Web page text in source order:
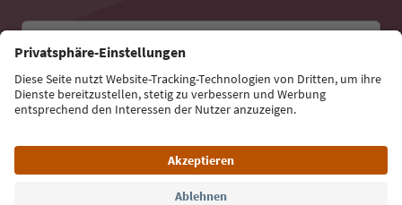
Jetzt anmelden